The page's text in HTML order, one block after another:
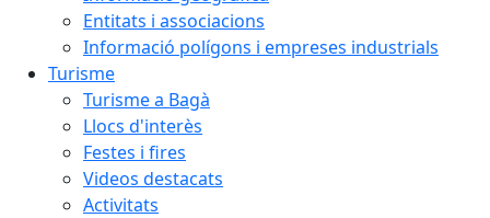
Entitats i associacions
Informació polígons i empreses industrials
Turisme
Turisme a Bagà
Llocs d'interès
Festes i fires
Videos destacats
Activitats